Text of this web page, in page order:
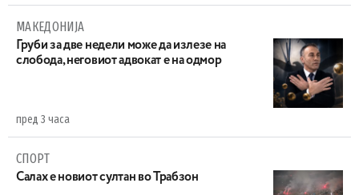
МАКЕДОНИЈА
Груби за две недели може да излезе на
слобода, неговиот адвокат е на одмор
пред 3 часа
СПОРТ
Салах е новиот султан во Трабзон